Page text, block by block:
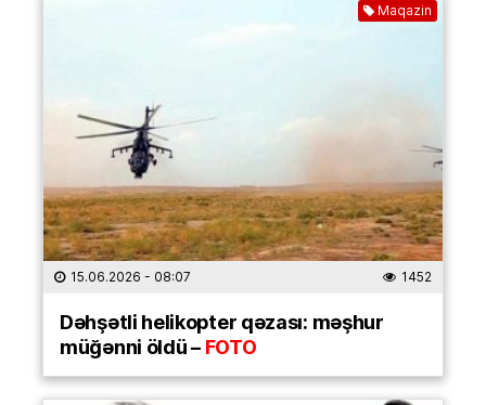
Maqazin
15.06.2026 - 08:07 1452
Dəhşətli helikopter qəzası: məşhur
müğənni öldü –FOTO